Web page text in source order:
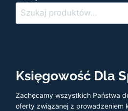
Księgowość Dla
Zachęcamy wszystkich Państwa
oferty związanej z prowadzeniem